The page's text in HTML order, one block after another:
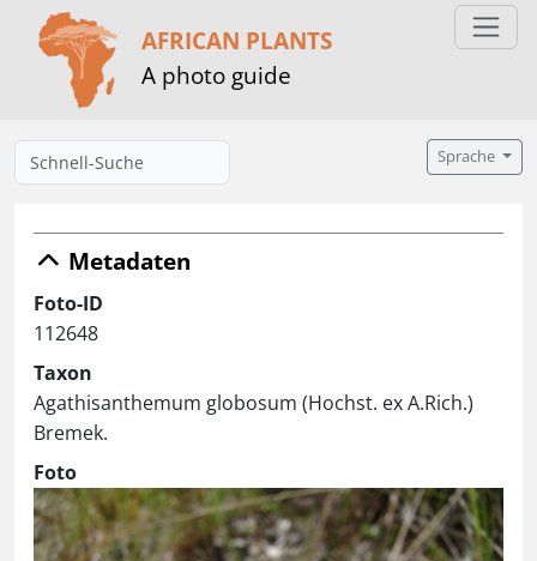
AFRICAN PLANTS
A photo guide
Sprache
Metadaten
Foto-ID
112648
Taxon
Agathisanthemum globosum (Hochst. ex A.Rich.)
Bremek.
Foto